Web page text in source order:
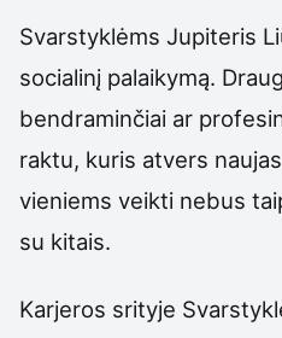
Svarstyklėms Jupiteris
socialinį palaikymą.
bendraminčiai ar
raktu, kuris atvers
vieniems veikti nebus
su kitais.
Karjeros srityje